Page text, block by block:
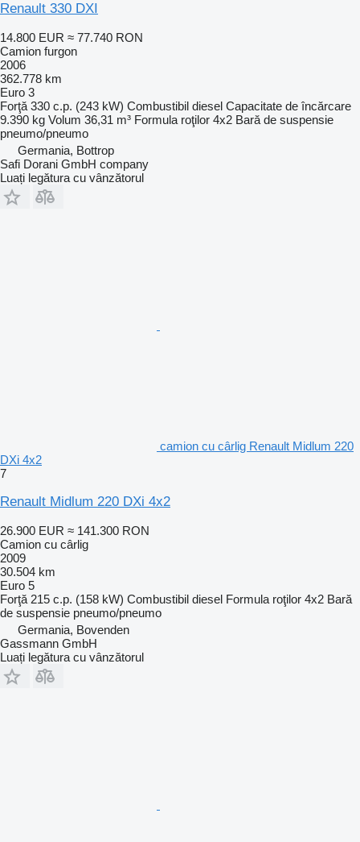
Renault 330 DXI
14.800 EUR ≈ 77.740 RON
Camion furgon
2006
362.778 km
Euro 3
Forţă 330 c.p. (243 kW) Combustibil diesel Capacitate de încărcare
9.390 kg Volum 36,31 m³ Formula roţilor 4x2 Bară de suspensie
pneumo/pneumo
Germania, Bottrop
Safi Dorani GmbH company
Luați legătura cu vânzătorul
camion cu cârlig Renault Midlum 220
DXi 4x2
7
Renault Midlum 220 DXi 4x2
26.900 EUR ≈ 141.300 RON
Camion cu cârlig
2009
30.504 km
Euro 5
Forţă 215 c.p. (158 kW) Combustibil diesel Formula roţilor 4x2 Bară
de suspensie pneumo/pneumo
Germania, Bovenden
Gassmann GmbH
Luați legătura cu vânzătorul